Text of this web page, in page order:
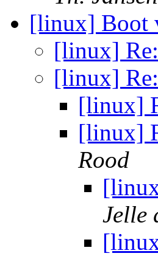
[linux] Boot
[linux]
[linux]
[linux]
[linux]
Rood
Jelle